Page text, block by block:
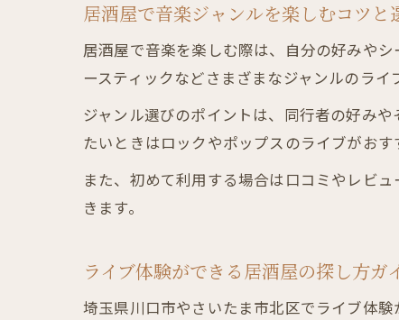
居酒屋で音楽ジャンルを楽しむコツと
居酒屋で音楽を楽しむ際は、自分の好みや
ースティックなどさまざまなジャンルのライ
ジャンル選びのポイントは、同行者の好み
たいときはロックやポップスのライブがお
また、初めて利用する場合は口コミやレビ
きます。
ライブ体験ができる居酒屋の探し方ガ
埼玉県川口市やさいたま市北区でライブ体